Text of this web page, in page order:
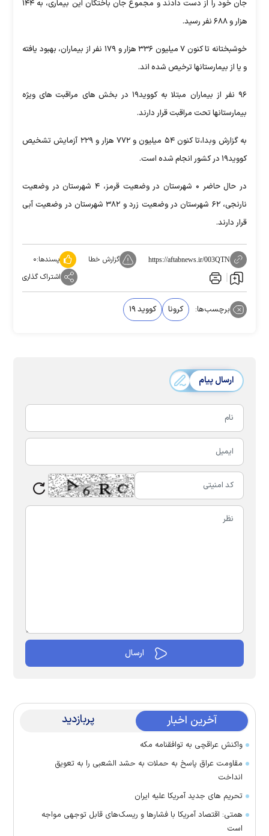
جان خود را از دست دادند و مجموع جان باختگان این بیماری، به ۱۴۴
هزار و ۶۸۸ نفر رسید.
خوشبختانه تا کنون ۷ میلیون ۳۳۶ هزار و ۱۷۹ نفر از بیماران، بهبود یافته
و یا از بیمارستانها ترخیص شده اند.
۹۶ نفر از بیماران مبتلا به کووید۱۹ در بخش های مراقبت های ویژه
بیمارستانها تحت مراقبت قرار دارند.
به گزارش وبدا،تا کنون ۵۴ میلیون و ۷۷۲ هزار و ۲۲۹ آزمایش تشخیص
کووید۱۹ در کشور انجام شده است.
در حال حاضر ۰ شهرستان در وضعیت قرمز، ۴ شهرستان در وضعیت
نارنجی، ۶۲ شهرستان در وضعیت زرد و ۳۸۲ شهرستان در وضعیت آبی
قرار دارند.
https://aftabnews.ir/003QTN گزارش خطا پسندها:۰
اشتراک گذاری
برچسب‌ها: کرونا کووید ۱۹
ارسال پیام
آخرین اخبار پربازدید
واکنش عراقچی به توافقنامه مکه
مقاومت عراق پاسخ به حملات به حشد الشعبی را به تعویق
انداخت
تحریم های جدید آمریکا علیه ایران
همتی: اقتصاد آمریکا با فشارها و ریسک‌های قابل توجهی مواجه
است